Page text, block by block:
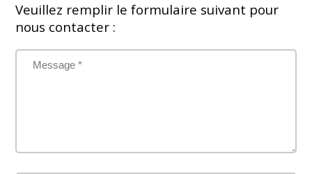
Veuillez remplir le formulaire suivant pour
nous contacter :
Message *